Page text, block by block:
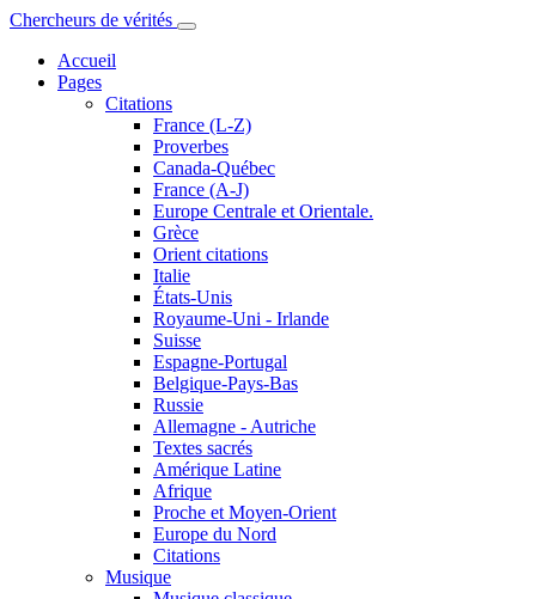
Chercheurs de vérités
Accueil
Pages
Citations
France (L-Z)
Proverbes
Canada-Québec
France (A-J)
Europe Centrale et Orientale.
Grèce
Orient citations
Italie
États-Unis
Royaume-Uni - Irlande
Suisse
Espagne-Portugal
Belgique-Pays-Bas
Russie
Allemagne - Autriche
Textes sacrés
Amérique Latine
Afrique
Proche et Moyen-Orient
Europe du Nord
Citations
Musique